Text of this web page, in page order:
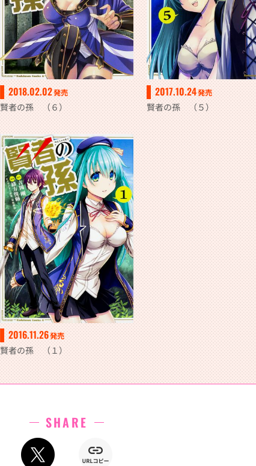
2018.02.02発売
賢者の孫 （６）
2017.10.24発売
賢者の孫 （５）
2016.11.26発売
賢者の孫 （１）
SHARE